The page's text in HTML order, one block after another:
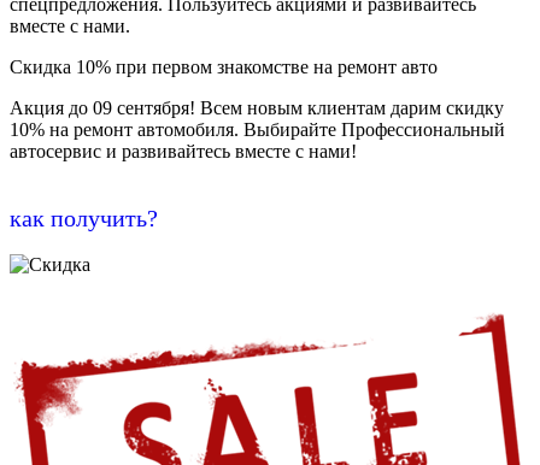
спецпредложения. Пользуйтесь акциями и развивайтесь
вместе с нами.
Скидка 10% при первом знакомстве на ремонт авто
Акция до 09 сентября! Всем новым клиентам дарим скидку
10% на ремонт автомобиля. Выбирайте Профессиональный
автосервис и развивайтесь вместе с нами!
как получить?